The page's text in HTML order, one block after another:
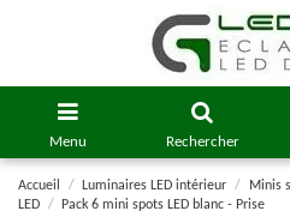
Menu Rechercher
Accueil Luminaires LED intérieur Minis
LED
Pack 6 mini spots LED blanc - Prise